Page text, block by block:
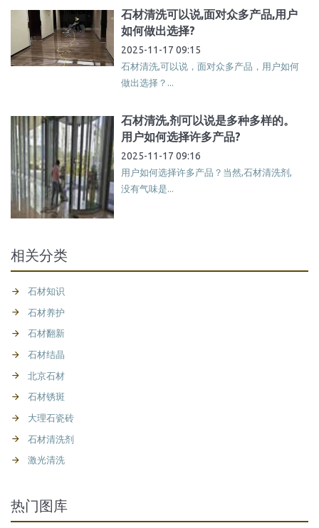
石材清洗可以说,面对众多产品,用户
如何做出选择?
2025-11-17 09:15
石材清洗,可以说，面对众多产品，用户如何
做出选择？...
石材清洗,剂可以说是多种多样的。
用户如何选择许多产品?
2025-11-17 09:16
用户如何选择许多产品？当然,石材清洗剂,
没有气味是...
相关分类
石材知识
石材养护
石材翻新
石材结晶
北京石材
石材锈斑
大理石瓷砖
石材清洗剂
激光清洗
热门图库